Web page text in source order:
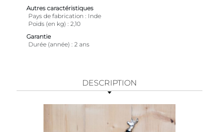
Autres caractéristiques
Pays de fabrication
Inde
Poids (en kg)
2,10
Garantie
Durée (année)
2 ans
DESCRIPTION